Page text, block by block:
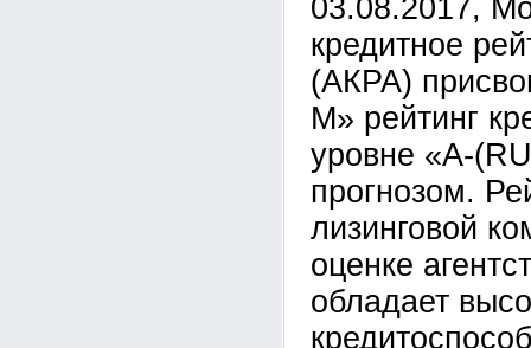
03.08.2017,
кредитное
(АКРА)
М» рейтинг
уровне «А-
прогнозом.
лизинговой
оценке
обладает